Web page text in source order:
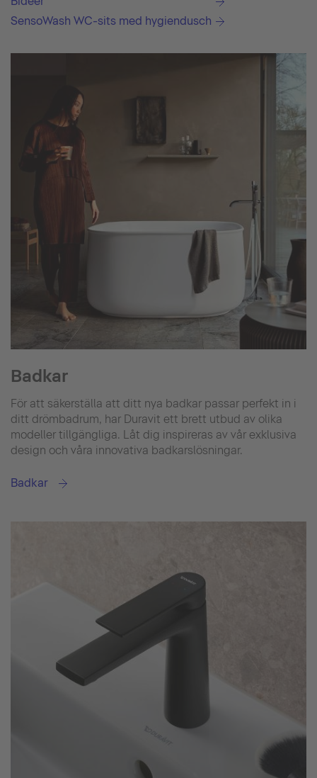
SensoWash WC-sits med hygiendusch
Badkar
För att säkerställa att ditt nya badkar passar perfekt in i
ditt drömbadrum, har Duravit ett brett utbud av olika
modeller tillgängliga. Låt dig inspireras av vår exklusiva
design och våra innovativa badkarslösningar.
Badkar